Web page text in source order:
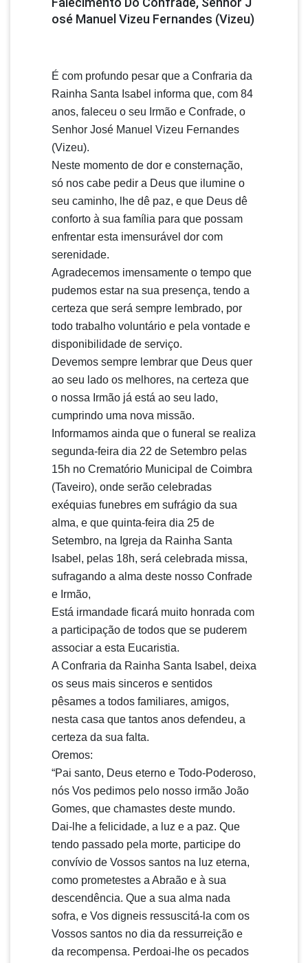
Osé Manuel Vizeu Fernandes (Vizeu)
É com profundo pesar que a Confraria da
Rainha Santa Isabel informa que, com 84
anos, faleceu o seu Irmão e Confrade, o
Senhor José Manuel Vizeu Fernandes
(Vizeu).
Neste momento de dor e consternação,
só nos cabe pedir a Deus que ilumine o
seu caminho, lhe dê paz, e que Deus dê
conforto à sua família para que possam
enfrentar esta imensurável dor com
serenidade.
Agradecemos imensamente o tempo que
pudemos estar na sua presença, tendo a
certeza que será sempre lembrado, por
todo trabalho voluntário e pela vontade e
disponibilidade de serviço.
Devemos sempre lembrar que Deus quer
ao seu lado os melhores, na certeza que
o nossa Irmão já está ao seu lado,
cumprindo uma nova missão.
Informamos ainda que o funeral se realiza
segunda-feira dia 22 de Setembro pelas
15h no Crematório Municipal de Coimbra
(Taveiro), onde serão celebradas
exéquias funebres em sufrágio da sua
alma, e que quinta-feira dia 25 de
Setembro, na Igreja da Rainha Santa
Isabel, pelas 18h, será celebrada missa,
sufragando a alma deste nosso Confrade
e Irmão,
Está irmandade ficará muito honrada com
a participação de todos que se puderem
associar a esta Eucaristia.
A Confraria da Rainha Santa Isabel, deixa
os seus mais sinceros e sentidos
pêsames a todos familiares, amigos,
nesta casa que tantos anos defendeu, a
certeza da sua falta.
Oremos:
“Pai santo, Deus eterno e Todo-Poderoso,
nós Vos pedimos pelo nosso irmão João
Gomes, que chamastes deste mundo.
Dai-lhe a felicidade, a luz e a paz. Que
tendo passado pela morte, participe do
convívio de Vossos santos na luz eterna,
como prometestes a Abraão e à sua
descendência. Que a sua alma nada
sofra, e Vos digneis ressuscitá-la com os
Vossos santos no dia da ressurreição e
da recompensa. Perdoai-lhe os pecados